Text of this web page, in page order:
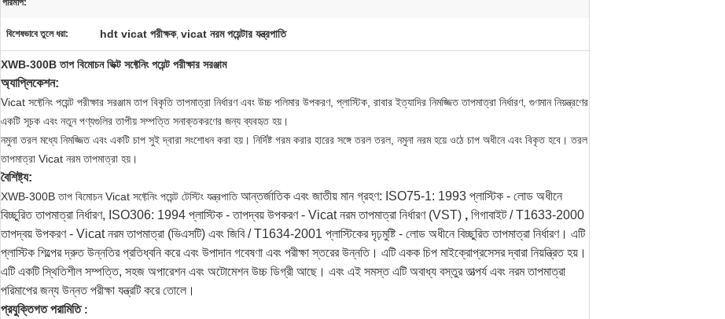
পরিমাপ:
বিশেষভাবে তুলে ধরা: hdt vicat পরীক্ষক, vicat নরম পয়েন্টার যন্ত্রপাতি
XWB-300B তাপ বিমোচন ভিক্ট সফ্টেনিং পয়েন্ট পরীক্ষার সরঞ্জাম
অ্যাপ্লিকেশন:
Vicat সফ্টেনিং পয়েন্ট পরীক্ষার সরঞ্জাম তাপ বিকৃতি তাপমাত্রা নির্ধারণ এবং উচ্চ পলিমার উপকরণ, প্লাস্টিক, রাবার ইত্যাদির নিমজ্জিত তাপমাত্রা নির্ধারণ, গুণমান নিয়ন্ত্রণের
একটি সূচক এবং নতুন পণ্যগুলির তাপীয় সম্পত্তি সনাক্তকরণের জন্য ব্যবহৃত হয়।
নমুনা তরল মধ্যে নিমজ্জিত এবং একটি চাপ সুই দ্বারা সংশোধন করা হয়। নির্দিষ্ট গরম করার হারের সঙ্গে তরল তরল, নমুনা নরম হয়ে ওঠে চাপ অধীনে এবং বিকৃত হবে। তরল
তাপমাত্রা Vicat নরম তাপমাত্রা হয়।
বৈশিষ্ট্য:
XWB-300B তাপ বিমোচন Vicat সফ্টেনিং পয়েন্ট টেস্টিং যন্ত্রপাতিআন্তর্জাতিক এবং জাতীয় মান গ্রহণ: ISO75-1: 1993 প্লাস্টিক - লোড অধীনে
বিচ্ছুরিত তাপমাত্রা নির্ধারণ, ISO306: 1994 প্লাস্টিক - তাপদ্বয় উপকরণ - Vicat নরম তাপমাত্রা নির্ধারণ (VST) , গিগাবাইট / T1633-2000
তাপদ্বয় উপকরণ - Vicat নরম তাপমাত্রা (ভিএসটি) এবং জিবি / T1634-2001 প্লাস্টিকের দৃঢ়মুষ্টি - লোড অধীনে বিচ্ছুরিত তাপমাত্রা নির্ধারণ। এটি
প্লাস্টিক শিল্পের দ্রুত উন্নতির প্রতিধ্বনি করে এবং উপাদান গবেষণা এবং পরীক্ষা স্তরের উন্নতি। এটি একক চিপ মাইক্রোপ্রসেসর দ্বারা নিয়ন্ত্রিত হয়।
এটি একটি স্থিতিশীল সম্পত্তি, সহজ অপারেশন এবং অটোমেশন উচ্চ ডিগ্রী আছে। এবং এই সমস্ত এটি অবাধ্য বস্তুর তাত্পর্য এবং নরম তাপমাত্রা
পরিমাপের জন্য উন্নত পরীক্ষা যন্ত্রটি করে তোলে।
প্রযুক্তিগত পরামিতি: